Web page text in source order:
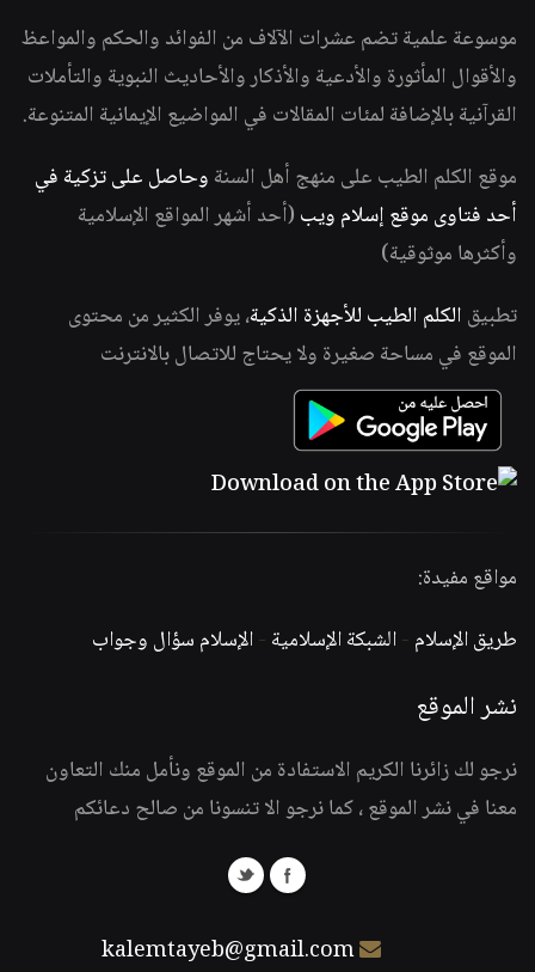
موسوعة علمية تضم عشرات الآلاف من الفوائد والحكم والمواعظ
والأقوال المأثورة والأدعية والأذكار والأحاديث النبوية والتأملات
القرآنية بالإضافة لمئات المقالات في المواضيع الإيمانية المتنوعة.
موقع الكلم الطيب على منهج أهل السنة وحاصل على تزكية في
أحد فتاوى موقع إسلام ويب (أحد أشهر المواقع الإسلامية
وأكثرها موثوقية)
تطبيق الكلم الطيب للأجهزة الذكية، يوفر الكثير من محتوى
الموقع في مساحة صغيرة ولا يحتاج للاتصال بالانترنت
مواقع مفيدة:
طريق الإسلام -الشبكة الإسلامية -الإسلام سؤال وجواب
نشر الموقع
نرجو لك زائرنا الكريم الاستفادة من الموقع ونأمل منك التعاون
معنا في نشر الموقع ، كما نرجو الا تنسونا من صالح دعائكم
kalemtayeb@gmail.com